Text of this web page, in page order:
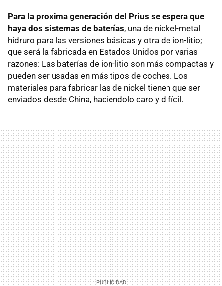
Para la proxima generación del Prius se espera que
haya dos sistemas de baterías, una de nickel-metal
hidruro para las versiones básicas y otra de ion-litio;
que será la fabricada en Estados Unidos por varias
razones: Las baterías de ion-litio son más compactas y
pueden ser usadas en más tipos de coches. Los
materiales para fabricar las de nickel tienen que ser
enviados desde China, haciendolo caro y difícil.